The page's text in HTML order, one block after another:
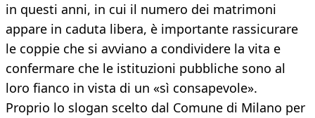
in questi anni, in cui il numero dei matrimoni
appare in caduta libera, è importante rassicurare
le coppie che si avviano a condividere la vita e
confermare che le istituzioni pubbliche sono al
loro fianco in vista di un «sì consapevole».
Proprio lo slogan scelto dal Comune di Milano per